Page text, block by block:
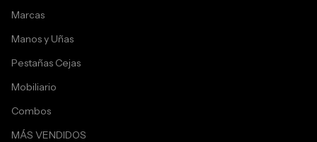
Marcas
Manos y Uñas
Pestañas Cejas
Mobiliario
Combos
MÁS VENDIDOS